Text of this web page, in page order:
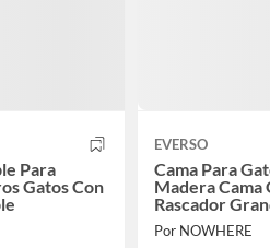
Para
Gatos Con
EVERSO
Cama Para
Madera Cama
Rascador
Por NOWHERE